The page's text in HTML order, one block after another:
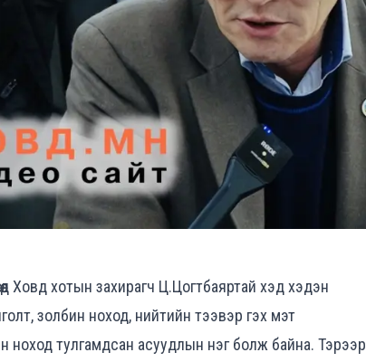
Ховд хотын захирагч Ц.Цогтбаяртай хэд хэдэн
золбин ноход, нийтийн тээвэр гэх мэт
ноход тулгамдсан асуудлын нэг болж байна. Тэрээр